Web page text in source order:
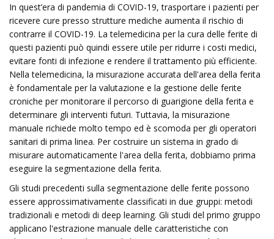
In quest’era di pandemia di COVID-19, trasportare i pazienti per
ricevere cure presso strutture mediche aumenta il rischio di
contrarre il COVID-19. La telemedicina per la cura delle ferite di
questi pazienti può quindi essere utile per ridurre i costi medici,
evitare fonti di infezione e rendere il trattamento più efficiente.
Nella telemedicina, la misurazione accurata dell'area della ferita
è fondamentale per la valutazione e la gestione delle ferite
croniche per monitorare il percorso di guarigione della ferita e
determinare gli interventi futuri. Tuttavia, la misurazione
manuale richiede molto tempo ed è scomoda per gli operatori
sanitari di prima linea. Per costruire un sistema in grado di
misurare automaticamente l'area della ferita, dobbiamo prima
eseguire la segmentazione della ferita.
Gli studi precedenti sulla segmentazione delle ferite possono
essere approssimativamente classificati in due gruppi: metodi
tradizionali e metodi di deep learning. Gli studi del primo gruppo
applicano l'estrazione manuale delle caratteristiche con